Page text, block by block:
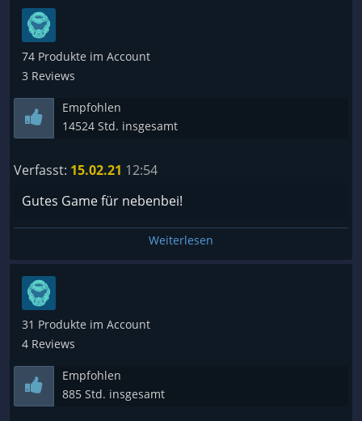
74 Produkte im Account
3 Reviews
Empfohlen
14524 Std. insgesamt
Verfasst: 15.02.21 12:54
Gutes Game für nebenbei!
Weiterlesen
31 Produkte im Account
4 Reviews
Empfohlen
885 Std. insgesamt